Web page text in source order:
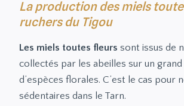
La production des miels
ruchers du Tigou
Les miels toutes fleurs sont issus de
collectés par les abeilles sur un
d’espèces florales. C’est le cas pour
sédentaires dans le Tarn.